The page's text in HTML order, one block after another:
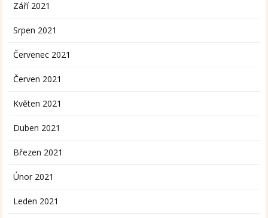
Září 2021
Srpen 2021
Červenec 2021
Červen 2021
Květen 2021
Duben 2021
Březen 2021
Únor 2021
Leden 2021